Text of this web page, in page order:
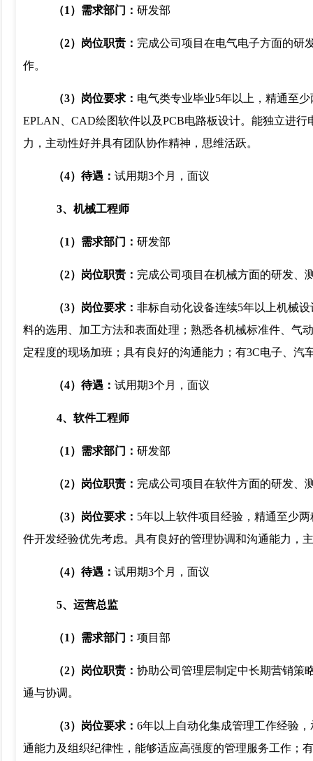
（1 ）需求部门： 研发部
（2）岗位职责： 完成公司项目在电气电子方面的研
作。
（3） 岗位要求： 电气类专业毕业5年以上，精通至少
EPLAN
CAD绘图软件以及PCB电路板设计。能独立进行
力，主动性好并具有团队协作精神，思维活跃。
（4）待遇： 试用期3个月，面议
3、机械工程师
（1 ）需求部门： 研发部
（2）岗位职责： 完成公司项目在机械方面的研发、
（3）岗位要求： 非标自动化设备连续5年以上机械
料的选用、加工方法和表面处理；熟悉各机械标准件、气
定程度的现场加班；具有良好的沟通能力；有3C电子、汽
（4）待遇： 试用期3个月，面议
4、软件工程师
（1 ）需求部门： 研发部
（2）岗位职责： 完成公司项目在软件方面的研发、
（3）岗位要求： 5年以上软件项目经验，精通至少
件开发经验优先考虑。具有良好的管理协调和沟通能力，
（4）待遇： 试用期3个月，面议
5、运营总监
（1 ）需求部门： 项目部
（2）岗位职责： 协助公司 管理层制定中长期营销策
通与协调。
（3）岗位要求： 6年以上自动化集成管理工作经验
通能力及组织纪律性，能够适应高强度的管理服务工作；